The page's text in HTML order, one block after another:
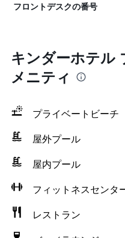
フロントデスクの番号
キンダーホテル
メニティ
プライベートビーチ
屋外プール
屋内プール
フィットネスセンタ
レストラン